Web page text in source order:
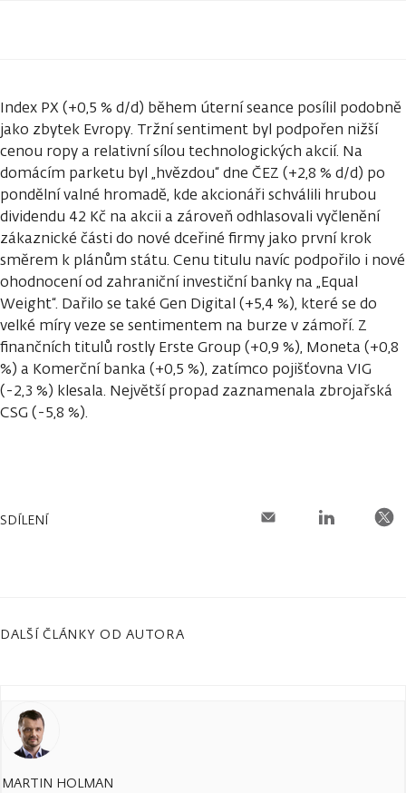
Index PX (+0,5 % d/d) během úterní seance posílil podobně
jako zbytek Evropy. Tržní sentiment byl podpořen nižší
cenou ropy a relativní sílou technologických akcií. Na
domácím parketu byl „hvězdou“ dne ČEZ (+2,8 % d/d) po
pondělní valné hromadě, kde akcionáři schválili hrubou
dividendu 42 Kč na akcii a zároveň odhlasovali vyčlenění
zákaznické části do nové dceřiné firmy jako první krok
směrem k plánům státu. Cenu titulu navíc podpořilo i nové
ohodnocení od zahraniční investiční banky na „Equal
Weight“. Dařilo se také Gen Digital (+5,4 %), které se do
velké míry veze se sentimentem na burze v zámoří. Z
finančních titulů rostly Erste Group (+0,9 %), Moneta (+0,8
%) a Komerční banka (+0,5 %), zatímco pojišťovna VIG
(-2,3 %) klesala. Největší propad zaznamenala zbrojařská
CSG (-5,8 %).
SDÍLENÍ
DALŠÍ ČLÁNKY OD AUTORA
MARTIN HOLMAN